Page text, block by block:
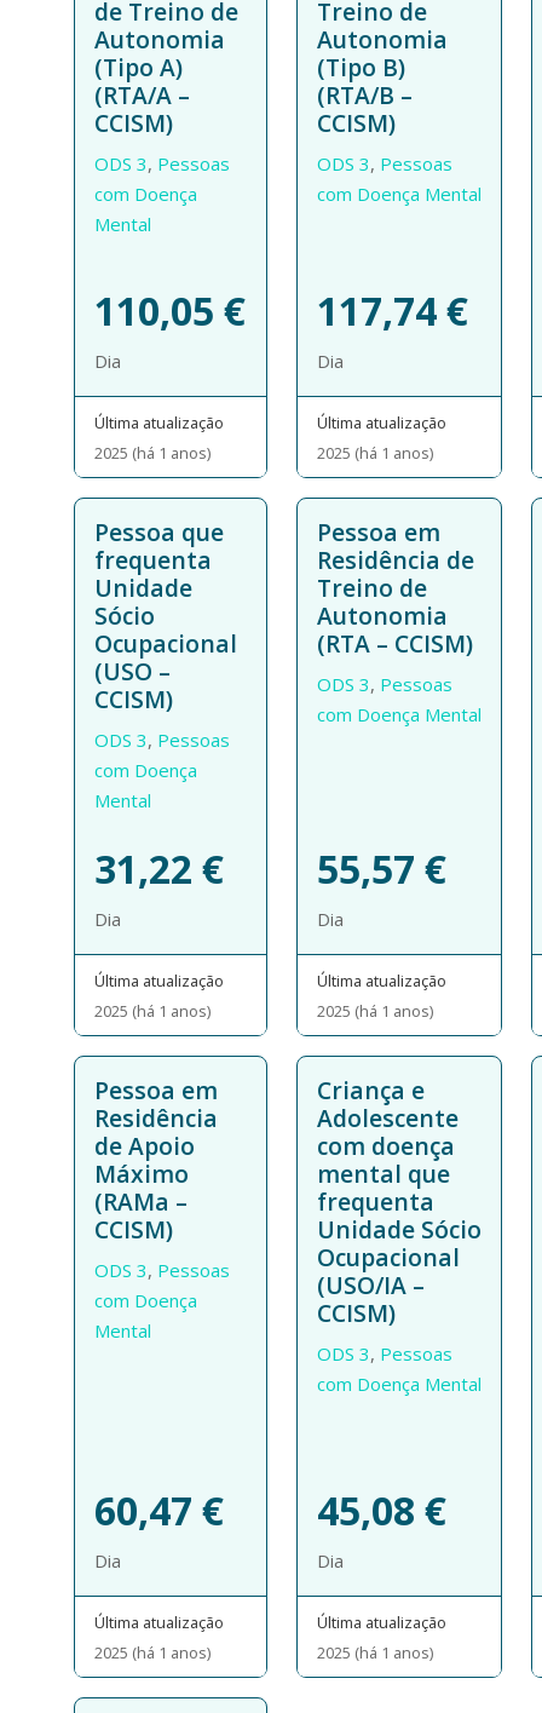
de Treino de
Autonomia
(Tipo A)
(RTA/A –
CCISM)
ODS 3, Pessoas
com Doença
Mental
110,05 €
Dia
Última atualização
2025 (há 1 anos)
Treino de
Autonomia
(Tipo B)
(RTA/B –
CCISM)
ODS 3, Pessoas
com Doença Mental
117,74€
Dia
Última atualização
2025 (há 1 anos)
Pessoa que
frequenta
Unidade
Sócio
Ocupacional
(USO –
CCISM)
ODS 3, Pessoas
com Doença
Mental
31,22 €
Dia
Última atualização
2025 (há 1 anos)
Pessoa em
Residência de
Treino de
Autonomia
(RTA – CCISM)
ODS 3, Pessoas
com Doença Mental
55,57 €
Dia
Última atualização
2025 (há 1 anos)
Pessoa em
Residência
de Apoio
Máximo
(RAMa –
CCISM)
ODS 3, Pessoas
com Doença
Mental
60,47 €
Dia
Última atualização
2025 (há 1 anos)
Criança e
Adolescente
com doença
mental que
frequenta
Unidade Sócio
Ocupacional
(USO/IA –
CCISM)
ODS 3, Pessoas
com Doença Mental
45,08 €
Dia
Última atualização
2025 (há 1 anos)